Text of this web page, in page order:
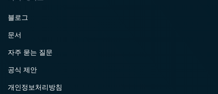
블로그
문서
자주 묻는 질문
공식 제안
개인정보처리방침